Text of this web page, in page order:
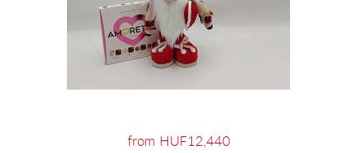
from HUF12,440